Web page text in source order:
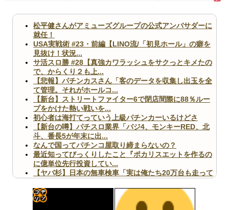
松平健さんがアミューズグループの公式アンバサダーに
就任！
USA実戦術 #23・前編【LINO流/「初見ホール」の癖を
見抜け！状況...
サ活スロ勝 #28【真強カワラッシュをサクっとキメたの
で、からくり２も上...
【悲報】パチンカスさん「客のデータを収集し出玉を全
て管理。それがホールコ...
【新台】ストリートファイター6で閉店間際に88％ルー
プをかけた熱い戦いを...
初心者は海打てっていう上級パチンカーいるけどさ
【新台の噂】パチスロ業界「バジ4、モンキーRED、北
斗、番長5が年末に出...
なんで国ってパチンコ屋取り締まらないの？
最近知ってびっくりしたこと『ポカリスエットを作るの
に億単位先行投資してい...
【ヤバ杉】日本の無車検車「実は俺たち20万台も走って
【閲覧注意】俺が近くにいると機械が壊れるんだけどさ
【画像】ペプシコーラ社、「こういうのでいいんだよ」